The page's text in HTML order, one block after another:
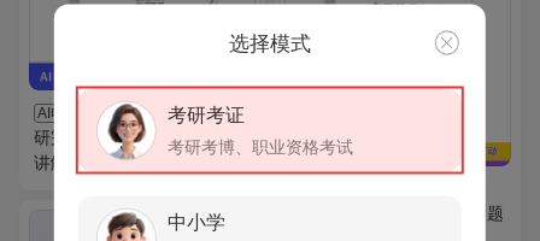
AI电子书
2027年单考英语考
研完形填空高分特训100篇AI
讲解
（一）高分范文100篇【命题
VIP 免费
选择模式
考研考证
考研考博、职业资格考试
中小学